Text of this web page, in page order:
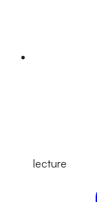
lecture